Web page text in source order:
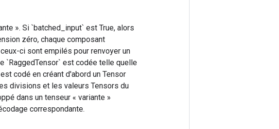
». Si `batched_input` est True, alors
zéro, chaque composant
ci sont empilés pour renvoyer un
`RaggedTensor` est codée telle quelle
codé en créant d'abord un Tensor
divisions et les valeurs Tensors du
dans un tenseur « variante »
correspondante.